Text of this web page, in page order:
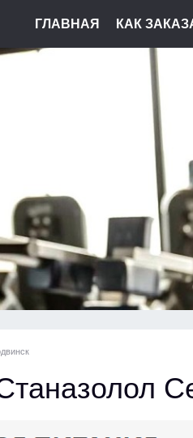
ГЛАВНАЯ КАК